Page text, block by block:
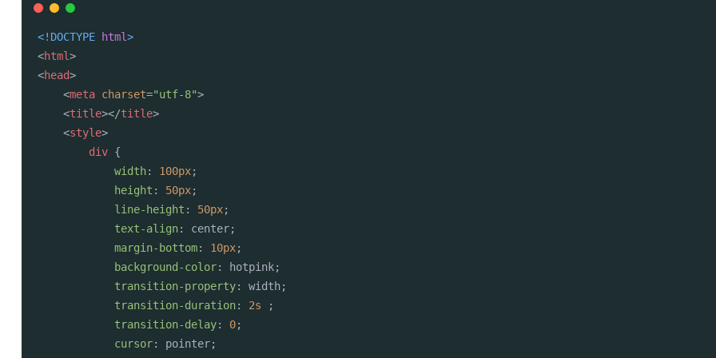
<!DOCTYPE html>
<html>
<head>
<meta charset="utf-8">
<title></title>
<style>
div {
width: 100px;
height : 50px;
line-height : 50px;
text-align: center;
margin-bottom: 10px;
background-color: hotpink;
transition-property: width;
transition-duration: 2s ;
transition-delay: 0;
cursor: pointer;